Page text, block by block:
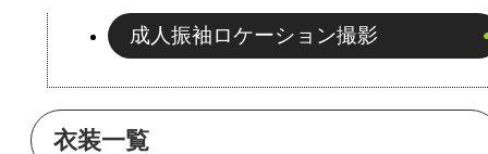
成人振袖ロケーション撮影
衣装一覧